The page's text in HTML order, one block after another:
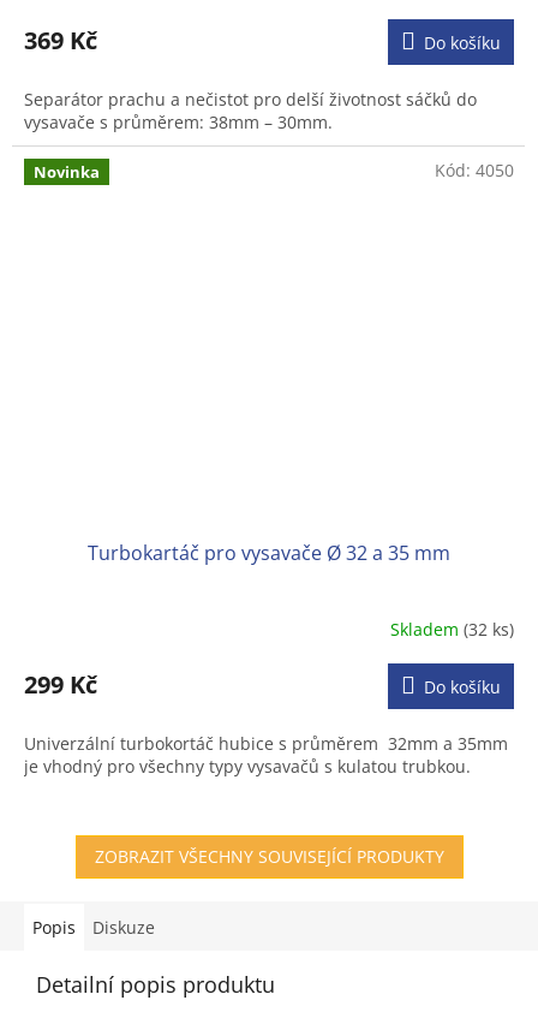
produktu
je
z
5
hvězdiček.
369 Kč Do košíku
Separátor prachu a nečistot pro delší životnost sáčků do
vysavače s průměrem: 38mm – 30mm.
Novinka
Turbokartáč pro vysavače Ø 32 a 35 mm
produktu
je
z
5
Skladem(32 ks)
299 Kč Do košíku
Univerzální turbokortáč hubice s průměrem 32mm a 35mm
je vhodný pro všechny typy vysavačů s kulatou trubkou.
Kód: 4050
ZOBRAZIT VŠECHNY SOUVISEJÍCÍ PRODUKTY
Popis Diskuze
Detailní popis produktu